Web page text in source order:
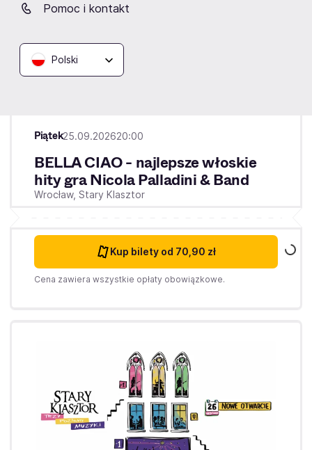
Pomoc i kontakt
Polski
Piątek25.09.202620:00
BELLA CIAO - najlepsze włoskie
hity gra Nicola Palladini & Band
Wrocław, Stary Klasztor
Kup bilety od 70,90 zł
Cena zawiera wszystkie opłaty obowiązkowe.